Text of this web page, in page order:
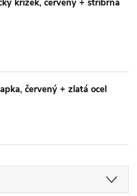
křížek, červený + stříbrná
červený + zlatá ocel